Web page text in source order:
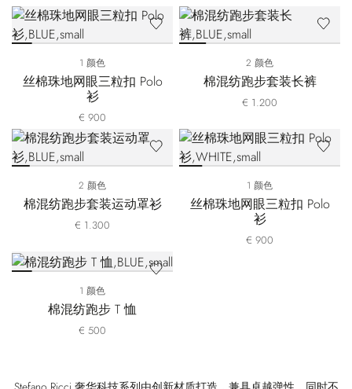
1 颜色
丝棉珠地网眼三粒扣 Polo
衫
€ 900
2 颜色
棉混纺跑步套装长裤
€ 1.200
2 颜色
棉混纺跑步套装运动罩衫
€ 1.300
1 颜色
丝棉珠地网眼三粒扣 Polo
衫
€ 900
1 颜色
棉混纺跑步 T 恤
€ 500